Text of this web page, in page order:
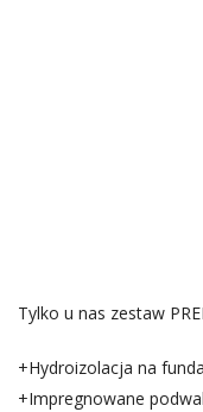
Tylko u nas zestaw
+Hydroizolacja na
+Impregnowane